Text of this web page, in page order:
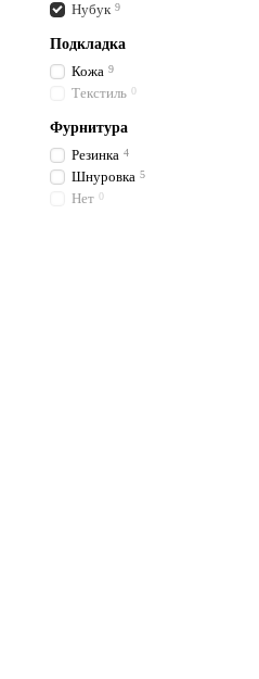
Нубук 9
Подкладка
Кожа 9
Текстиль 0
Фурнитура
Резинка 4
Шнуровка 5
Нет 0